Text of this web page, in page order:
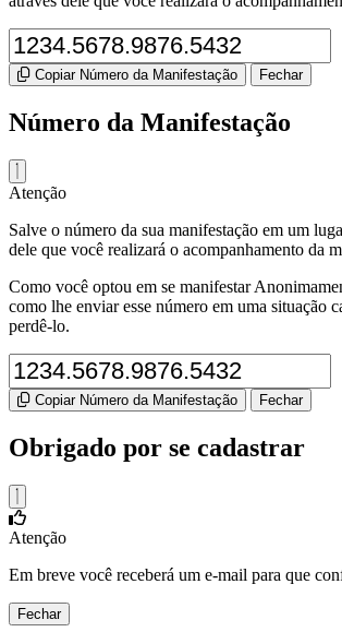
Copiar Número da Manifestação Fechar
Número da Manifestação
Atenção
Salve o número da sua manifestação em um
dele que você realizará o acompanhamento da
Como você optou em se manifestar
como lhe enviar esse número em uma situação
perdê-lo.
Copiar Número da Manifestação Fechar
Obrigado por se cadastrar
Atenção
Em breve você receberá um e-mail para que
Fechar